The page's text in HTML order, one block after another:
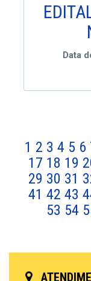
Data
1 2 3 4 5 6
17 18 19
29 30 31
41 42 43
53 54